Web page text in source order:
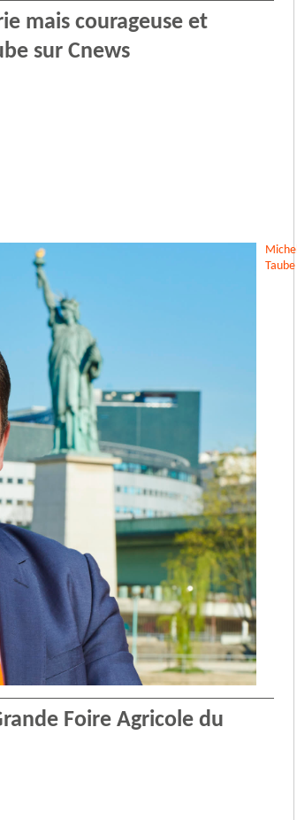
mais courageuse et
sur Cnews
Michel
Taube
Foire Agricole du